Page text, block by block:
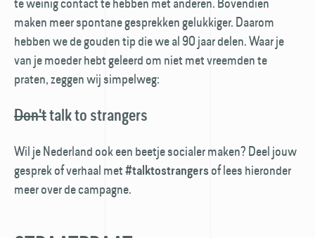
maken meer spontane gesprekken gelukkiger. Daarom
hebben we de gouden tip die we al 90 jaar delen. Waar je
van je moeder hebt geleerd om niet met vreemden te
praten, zeggen wij simpelweg:
Don'ttalk to strangers
Wil je Nederland ook een beetje socialer maken? Deel jouw
gesprek of verhaal met#talktostrangers of lees hieronder
meer over de campagne.